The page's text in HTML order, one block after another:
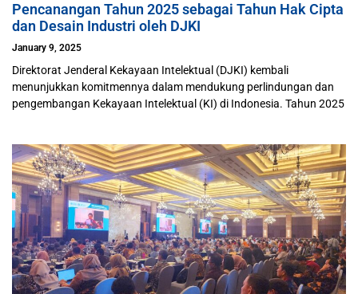
Pencanangan Tahun 2025 sebagai Tahun Hak Cipta
dan Desain Industri oleh DJKI
January 9, 2025
Direktorat Jenderal Kekayaan Intelektual (DJKI) kembali
menunjukkan komitmennya dalam mendukung perlindungan dan
pengembangan Kekayaan Intelektual (KI) di Indonesia. Tahun 2025